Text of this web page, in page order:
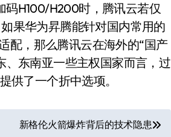
码H100/H200时，腾讯云若仅
果华为昇腾能针对国内常用的
配，那么腾讯云在海外的“国产
、东南亚一些主权国家而言，过
供了一个折中选项。
新格伦火箭爆炸背后的技术隐患